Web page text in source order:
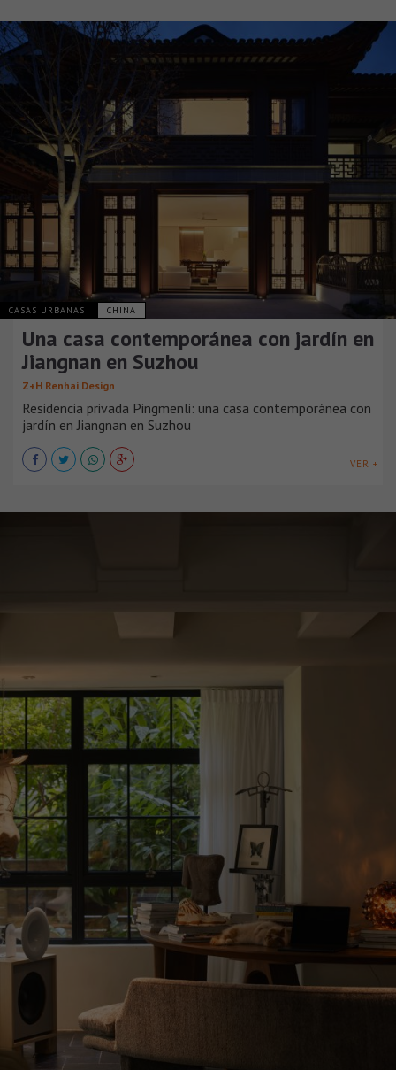
CASAS URBANAS CHINA
Una casa contemporánea con jardín en
Jiangnan en Suzhou
Z+H Renhai Design
Residencia privada Pingmenli: una casa contemporánea con
jardín en Jiangnan en Suzhou
VER +